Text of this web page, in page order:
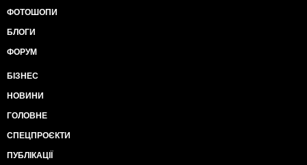
ФОТОШОПИ
БЛОГИ
ФОРУМ
БІЗНЕС
НОВИНИ
ГОЛОВНЕ
СПЕЦПРОЄКТИ
ПУБЛІКАЦІЇ